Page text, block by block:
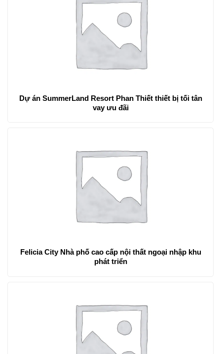
Dự án SummerLand Resort Phan Thiết thiết bị tối tân
vay ưu đãi
Felicia City Nhà phố cao cấp nội thất ngoại nhập khu
phát triển